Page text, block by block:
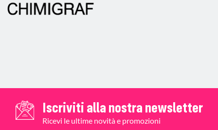
Iscriviti alla nostra newsletter
Ricevi le ultime novità e promozioni